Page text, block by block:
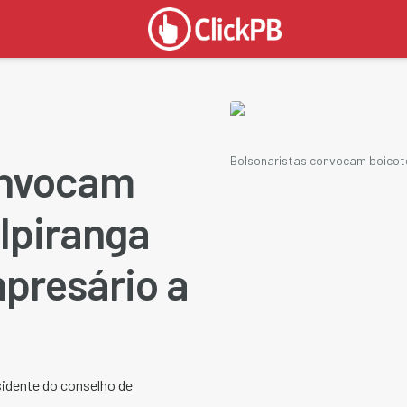
a
do conselho de
Bolsonaristas convocam